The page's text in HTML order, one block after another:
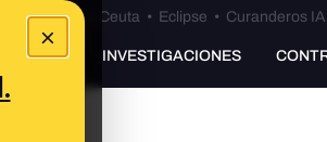
×
•Bulos Ceuta • Eclipse • Curanderos
INVESTIGACIONES